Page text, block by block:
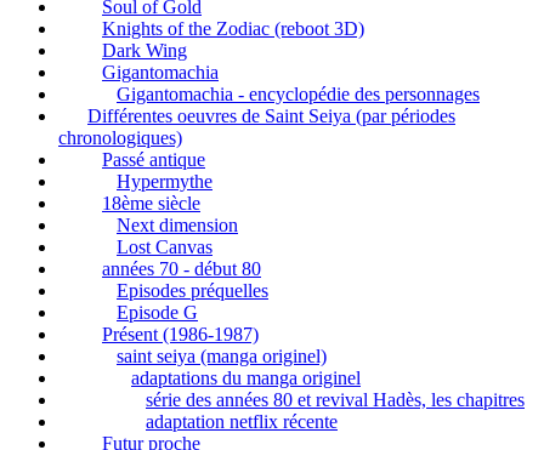
Soul of Gold
Knights of the Zodiac (reboot 3D)
Dark Wing
Gigantomachia
Gigantomachia - encyclopédie des personnages
Différentes oeuvres de Saint Seiya (par périodes
chronologiques)
Passé antique
Hypermythe
18ème siècle
Next dimension
Lost Canvas
années 70 - début 80
Episodes préquelles
Episode G
Présent (1986-1987)
saint seiya (manga originel)
adaptations du manga originel
série des années 80 et revival Hadès, les chapitres
adaptation netflix récente
Futur proche